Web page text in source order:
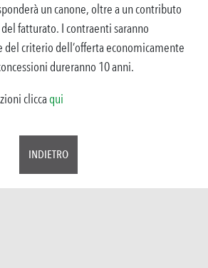
un canone, oltre a un contributo
fatturato. I contraenti saranno
del criterio dell’offerta economicamente
dureranno 10 anni.
cliccaqui
INDIETRO